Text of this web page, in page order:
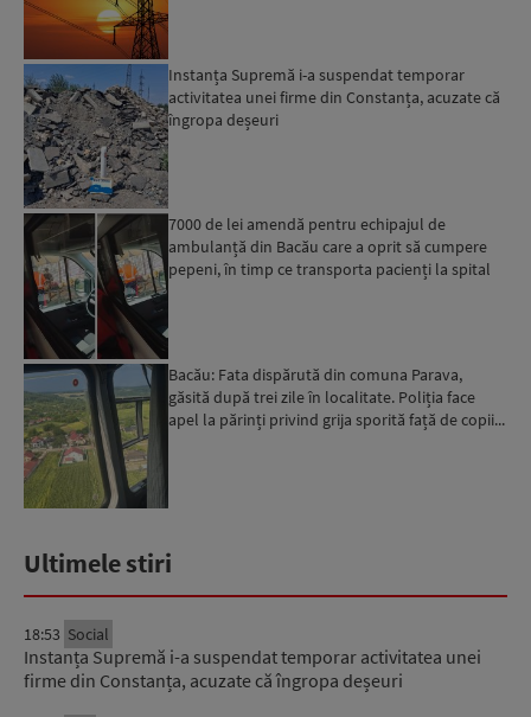
Instanța Supremă i-a suspendat temporar
activitatea unei firme din Constanța, acuzate că
îngropa deșeuri
7000 de lei amendă pentru echipajul de
ambulanță din Bacău care a oprit să cumpere
pepeni, în timp ce transporta pacienți la spital
Bacău: Fata dispărută din comuna Parava,
găsită după trei zile în localitate. Poliția face
apel la părinți privind grija sporită față de copii...
Ultimele stiri
18:53 Social
Instanța Supremă i-a suspendat temporar activitatea unei
firme din Constanța, acuzate că îngropa deșeuri